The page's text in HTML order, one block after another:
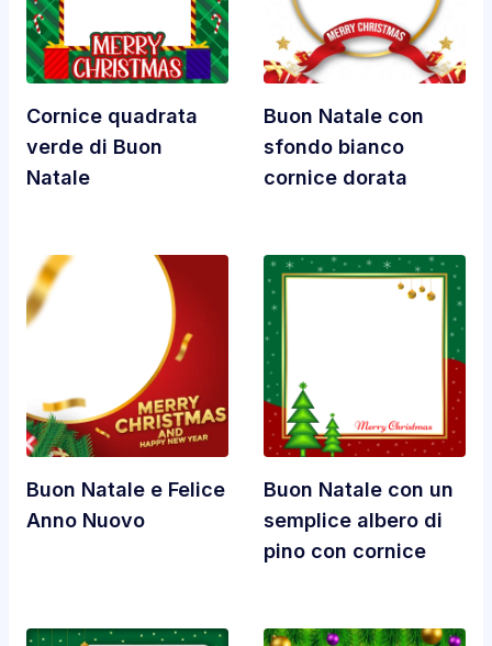
Cornice quadrata
verde di Buon
Natale
Buon Natale con
sfondo bianco
cornice dorata
Buon Natale e Felice
Anno Nuovo
Buon Natale con un
semplice albero di
pino con cornice